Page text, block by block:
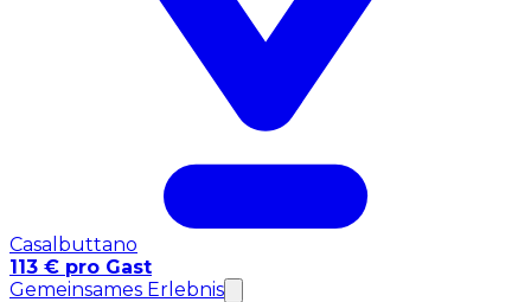
Casalbuttano
113 € pro Gast
Gemeinsames Erlebnis